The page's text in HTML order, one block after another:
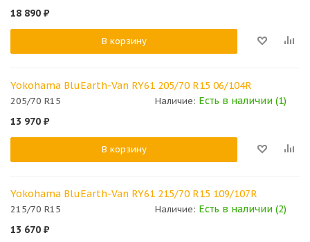
18 890 ₽
В корзину
Yokohama BluEarth-Van RY61 205/70 R15 06/104R
205/70 R15 Наличие: Есть в наличии (1)
13 970 ₽
В корзину
Yokohama BluEarth-Van RY61 215/70 R15 109/107R
215/70 R15 Наличие: Есть в наличии (2)
13 670 ₽